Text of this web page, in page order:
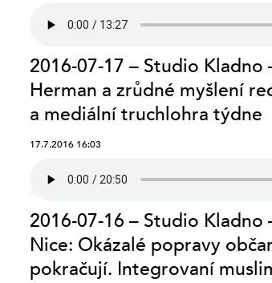
2016-07-17 – Studio
Herman a zrůdné myšlení
a mediální truchlohra týdne
17.7.2016 16:03
2016-07-16 – Studio
Nice: Okázalé popravy
pokračují. Integrovaní